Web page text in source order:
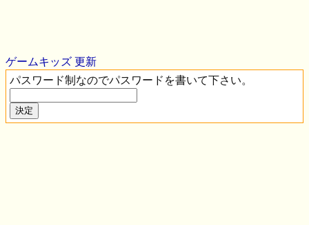
ゲームキッズ 更新
パスワード制なのでパスワードを書いて下さい。